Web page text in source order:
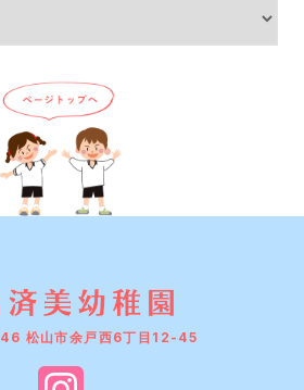
松山市余戸西6丁目12-45